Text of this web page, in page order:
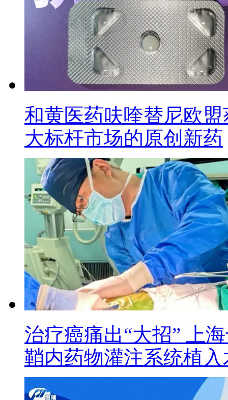
和黄医药呋喹替尼欧
大标杆市场的原创新药
治疗癌痛出“大招” 上
鞘内药物灌注系统植入